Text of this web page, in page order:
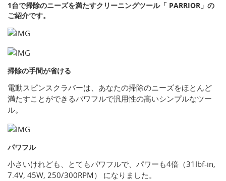
1台で掃除のニーズを満たすクリーニングツール「 PARRIOR」の
ご紹介です。
掃除の手間が省ける
電動スピンスクラバーは、あなたの掃除のニーズをほとんど
満たすことができるパワフルで汎用性の高いシンプルなツー
ル。
パワフル
小さいけれども、とてもパワフルで、パワーも4倍（31Ibf-in,
7.4V, 45W, 250/300RPM） になりました。